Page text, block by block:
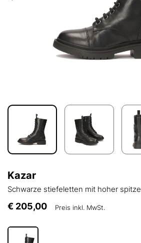
Kazar
Schwarze stiefeletten mit hoher spitze
€ 205,00 Preis inkl. MwSt.